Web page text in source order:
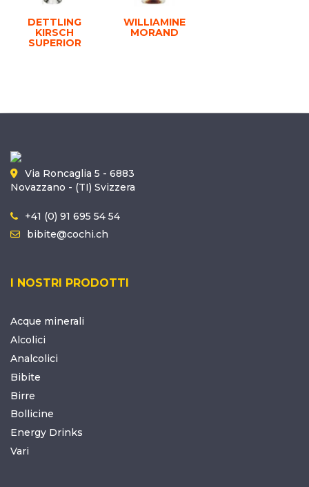
DETTLING
KIRSCH
SUPERIOR
WILLIAMINE
MORAND
Via Roncaglia 5 - 6883
Novazzano - (TI) Svizzera
+41 (0) 91 695 54 54
bibite@cochi.ch
I NOSTRI PRODOTTI
Acque minerali
Alcolici
Analcolici
Bibite
Birre
Bollicine
Energy Drinks
Vari